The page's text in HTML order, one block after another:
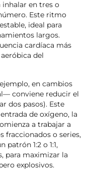
inhalar en tres o
Este ritmo
ideal para
largos.
cardíaca más
del
en cambios
conviene reducir el
dos pasos). Este
de oxígeno, la
a trabajar a
fraccionados o series,
1:2 o 1:1,
para maximizar la
explosivos.